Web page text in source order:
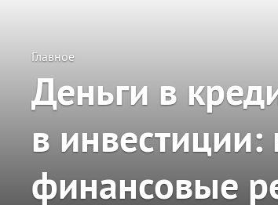
Главное
Деньги в
в
финансовые